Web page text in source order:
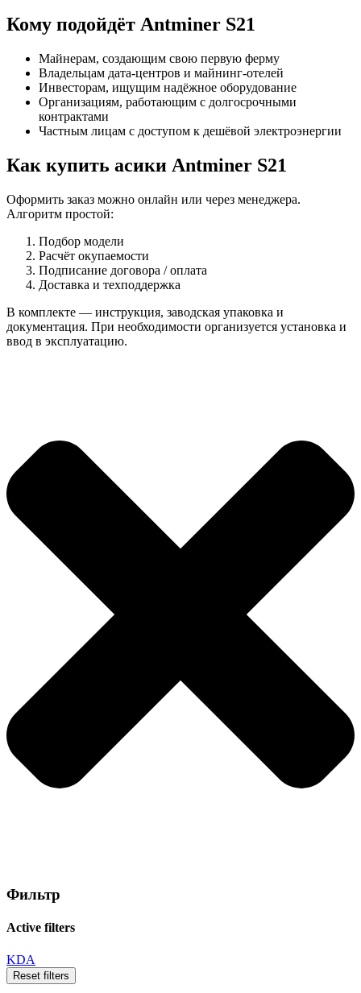
Кому подойдёт Antminer S21
Майнерам, создающим свою первую ферму
Владельцам дата-центров и майнинг-отелей
Инвесторам, ищущим надёжное оборудование
Организациям, работающим с долгосрочными
контрактами
Частным лицам с доступом к дешёвой электроэнергии
Как купить асики Antminer S21
Оформить заказ можно онлайн или через менеджера.
Алгоритм простой:
Подбор модели
Расчёт окупаемости
Подписание договора / оплата
Доставка и техподдержка
В комплекте — инструкция, заводская упаковка и
документация. При необходимости организуется установка и
ввод в эксплуатацию.
Фильтр
Active filters
KDA
Reset filters